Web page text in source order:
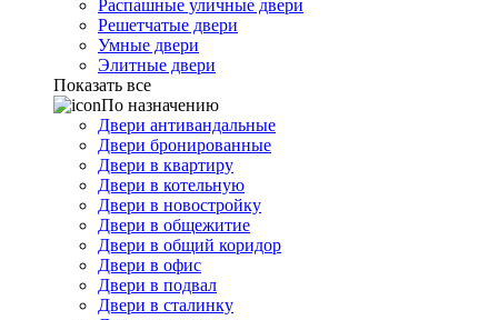
Распашные уличные двери
Решетчатые двери
Умные двери
Элитные двери
Показать все
По назначению
Двери антивандальные
Двери бронированные
Двери в квартиру
Двери в котельную
Двери в новостройку
Двери в общежитие
Двери в общий коридор
Двери в офис
Двери в подвал
Двери в сталинку